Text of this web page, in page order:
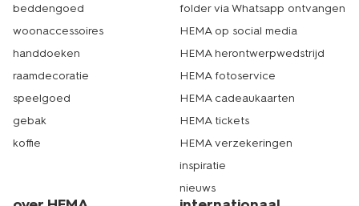
beddengoed
woonaccessoires
handdoeken
raamdecoratie
speelgoed
gebak
koffie
folder via Whatsapp ontvangen
HEMA op social media
HEMA herontwerpwedstrijd
HEMA fotoservice
HEMA cadeaukaarten
HEMA tickets
HEMA verzekeringen
inspiratie
nieuws